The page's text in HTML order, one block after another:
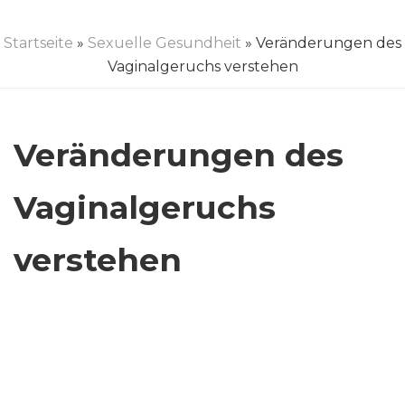
Startseite » Sexuelle Gesundheit » Veränderungen des
Vaginalgeruchs verstehen
Veränderungen des
Vaginalgeruchs
verstehen